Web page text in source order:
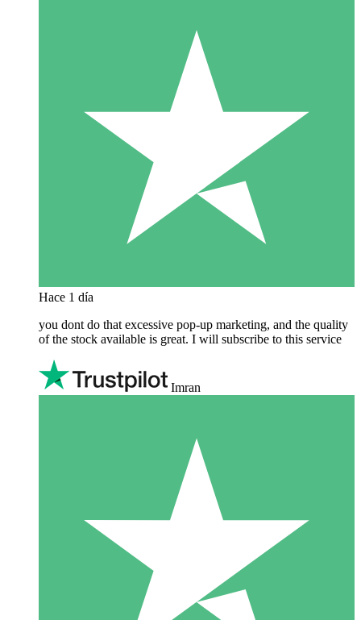
Hace 1 día
you dont do that excessive pop-up marketing, and the quality
of the stock available is great. I will subscribe to this service
Imran